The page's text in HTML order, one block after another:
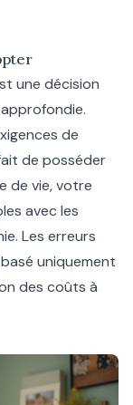
une décision
de
de posséder
de vie, votre
avec les
Les erreurs
uniquement
des coûts à